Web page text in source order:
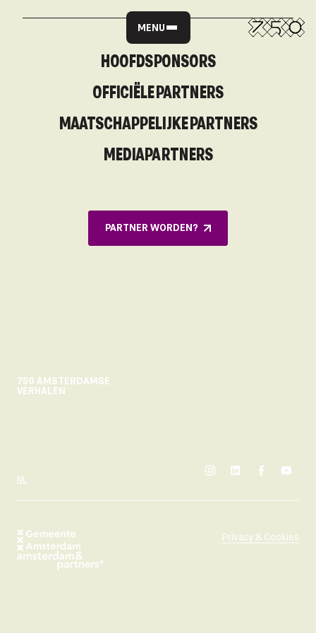
MENU
HOOFDSPONSORS
OFFICIËLE PARTNERS
MAATSCHAPPELIJKE PARTNERS
MEDIAPARTNERS
PARTNER WORDEN?
750 AMSTERDAMSE
VERHALEN
SELECTEER TAAL
NL instagram
linkedinfacebook
Privacy & Cookies